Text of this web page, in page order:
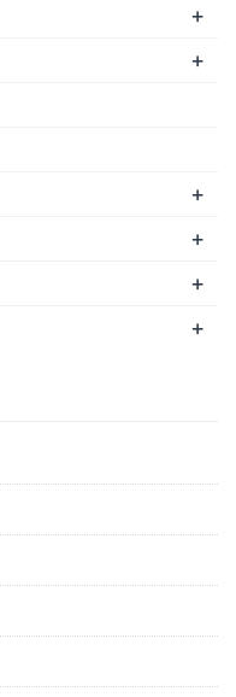
+
+
+
+
+
+